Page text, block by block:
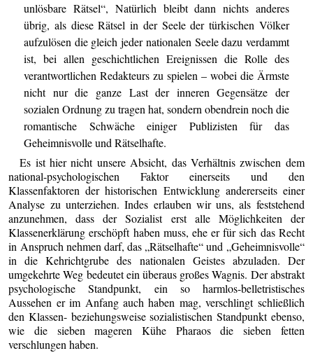
unlösbare Rätsel“, Natürlich bleibt dann nichts anderes
übrig, als diese Rätsel in der Seele der türkischen Völker
aufzulösen die gleich jeder nationalen Seele dazu verdammt
ist, bei allen geschichtlichen Ereignissen die Rolle des
verantwortlichen Redakteurs zu spielen – wobei die Ärmste
nicht nur die ganze Last der inneren Gegensätze der
sozialen Ordnung zu tragen hat, sondern obendrein noch die
romantische Schwäche einiger Publizisten für das
Geheimnisvolle und Rätselhafte.
Es ist hier nicht unsere Absicht, das Verhältnis zwischen dem
national-psychologischen Faktor einerseits und den
Klassenfaktoren der historischen Entwicklung andererseits einer
Analyse zu unterziehen. Indes erlauben wir uns, als feststehend
anzunehmen, dass der Sozialist erst alle Möglichkeiten der
Klassenerklärung erschöpft haben muss, ehe er für sich das Recht
in Anspruch nehmen darf, das „Rätselhafte“ und „Geheimnisvolle“
in die Kehrichtgrube des nationalen Geistes abzuladen. Der
umgekehrte Weg bedeutet ein überaus großes Wagnis. Der abstrakt
psychologische Standpunkt, ein so harmlos-belletristisches
Aussehen er im Anfang auch haben mag, verschlingt schließlich
den Klassen- beziehungsweise sozialistischen Standpunkt ebenso,
wie die sieben mageren Kühe Pharaos die sieben fetten
verschlungen haben.